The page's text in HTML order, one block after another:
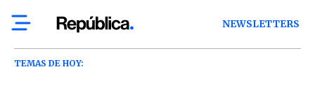
NEWSLETTERS
TEMAS DE HOY: